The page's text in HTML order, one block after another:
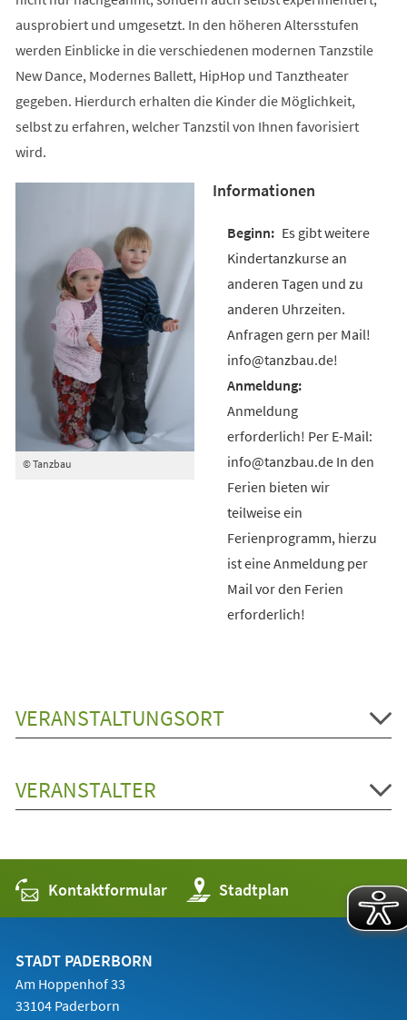
ausprobiert und umgesetzt. In den höheren Altersstufen
werden Einblicke in die verschiedenen modernen Tanzstile
New Dance, Modernes Ballett, HipHop und Tanztheater
gegeben. Hierdurch erhalten die Kinder die Möglichkeit,
selbst zu erfahren, welcher Tanzstil von Ihnen favorisiert
wird.
© Tanzbau
Informationen
Es gibt weitere
Kindertanzkurse an
anderen Tagen und zu
anderen Uhrzeiten.
Anfragen gern per Mail!
info@tanzbau.de!
Anmeldung
erforderlich! Per E-Mail:
info@tanzbau.de In den
Ferien bieten wir
teilweise ein
Ferienprogramm, hierzu
ist eine Anmeldung per
Mail vor den Ferien
erforderlich!
VERANSTALTUNGSORT
VERANSTALTER
Kontaktformular Stadtplan
(Öffnet
in
einem
STADT PADERBORN
Am Hoppenhof 33
33104 Paderborn